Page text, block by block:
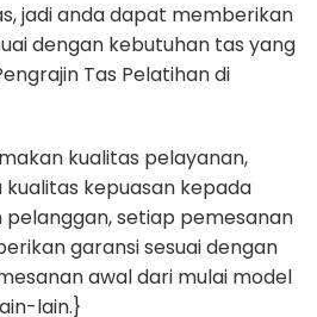
jadi anda dapat memberikan
dengan kebutuhan tas yang
Tas Pelatihan di
kualitas pelayanan,
kepuasan kepada
setiap pemesanan
garansi sesuai dengan
awal dari mulai model
lain.}